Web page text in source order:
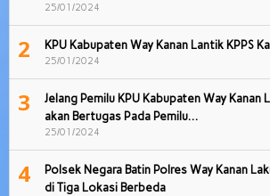
25/01/2024
2 KPU Kabupaten Way Kanan Lantik KPPS
25/01/2024
3
Jelang Pemilu KPU Kabupaten Way Kanan
akan Bertugas Pada Pemilu…
25/01/2024
4
Polsek Negara Batin Polres Way Kanan
di Tiga Lokasi Berbeda